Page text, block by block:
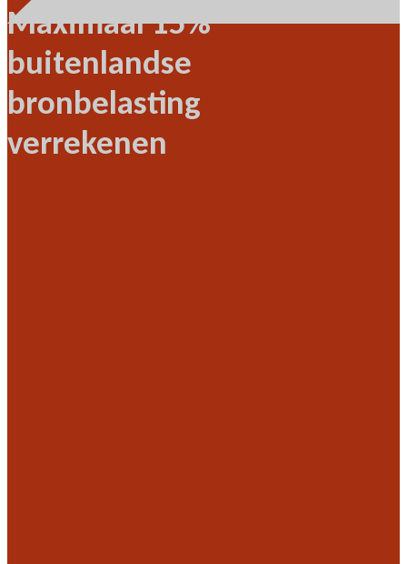
Maximaal 15%
buitenlandse
bronbelasting
verrekenen